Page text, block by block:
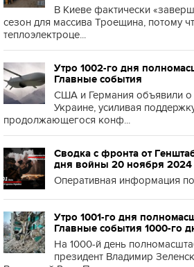
В Киеве фактически
сезон для массива Троещина, потому
теплоэлектроце...
Утро 1002-го дня
Главные события
США и Германия объявили
Украине, усиливая
продолжающегося конф...
Сводка с фронта от
дня войны 20 ноября 2024
Оперативная информация
Утро 1001-го дня
Главные события 1000-го
На 1000-й день
президент Владимир